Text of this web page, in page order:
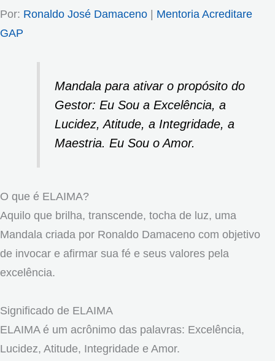
Por: Ronaldo José Damaceno | Mentoria Acreditare
GAP
Mandala para ativar o propósito do
Gestor: Eu Sou a Excelência, a
Lucidez, Atitude, a Integridade, a
Maestria. Eu Sou o Amor.
O que é ELAIMA?
Aquilo que brilha, transcende, tocha de luz, uma
Mandala criada por Ronaldo Damaceno com objetivo
de invocar e afirmar sua fé e seus valores pela
excelência.
Significado de ELAIMA
ELAIMA é um acrônimo das palavras: Excelência,
Lucidez, Atitude, Integridade e Amor.